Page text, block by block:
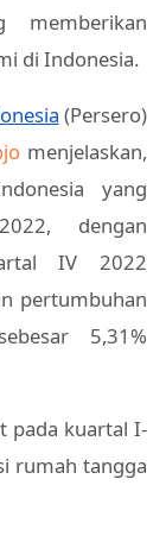
memberikan
di Indonesia.
(Persero)
menjelaskan,
yang
dengan
IV 2022
pertumbuhan
5,31%
pada kuartal I-
rumah tangga